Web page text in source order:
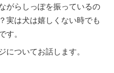
がらしっぽを振っているの
実は犬は嬉しくない時でも
。
ついてお話します。